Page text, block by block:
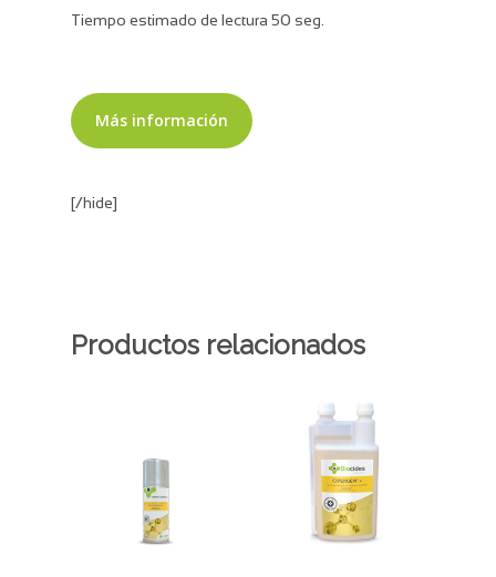
Tiempo estimado de lectura 50 seg.
Más información
[/hide]
Productos relacionados